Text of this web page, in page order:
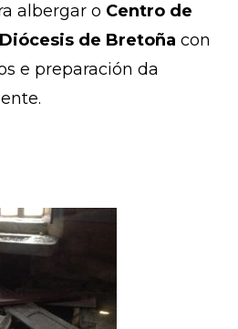
albergar o Centro de
de Bretoña con
e preparación da